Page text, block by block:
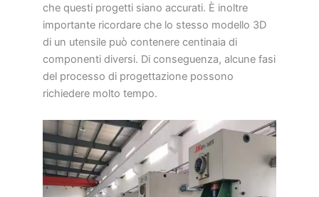
che questi progetti siano accurati. È inoltre
importante ricordare che lo stesso modello 3D
di un utensile può contenere centinaia di
componenti diversi. Di conseguenza, alcune fasi
del processo di progettazione possono
richiedere molto tempo.